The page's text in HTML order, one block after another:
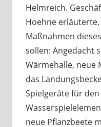
Helmreich.
Hoehne
Maßnahmen
sollen: Angedacht
Wärmehalle, neue
das
Spielgeräte für
neue Pflanzbeete